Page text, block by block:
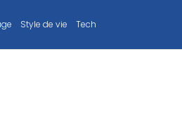
Style de vie Tech